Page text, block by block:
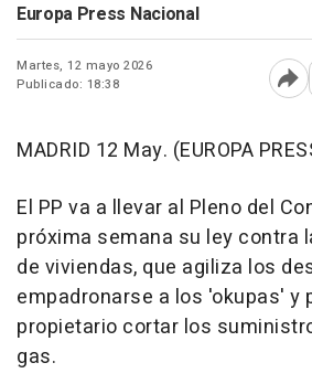
Europa Press Nacional
Martes, 12 mayo 2026
Publicado: 18:38
MADRID 12 May. (EUROPA
El PP va a llevar al Pleno del
próxima semana su ley contra
de viviendas, que agiliza los
empadronarse a los 'okupas' y
propietario cortar los
gas.